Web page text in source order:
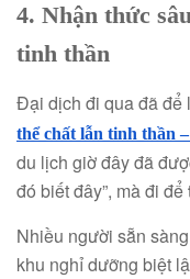
4. Nhận thức
tinh thần
Đại dịch đi qua đã để
thể chất lẫn tinh thần
du lịch giờ đây đã
đó biết đây”, mà đi để
Nhiều người sẵn
khu nghỉ dưỡng biệt